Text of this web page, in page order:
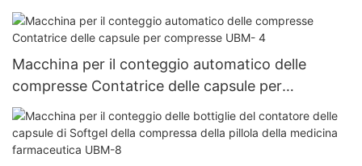
semiautomatiche UBM-2D
Macchina per il conteggio automatico delle
compresse Contatrice delle capsule per
compresse UBM- 4